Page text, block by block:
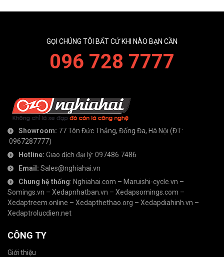
GỌI CHÚNG TÔI BẤT CỨ KHI NÀO BẠN CẦN
096 728 7777
Showroom: 77 Tôn Đức Thắng, Đống Đa, Hà Nội (ĐT:
0967287777)
Hotline: Giao dịch đại lý: 097486 7486
Email: Sales@nghiahai.vn
Chung hệ thống: Nghiahai.com – Maruishi-cycle.vn –
Somings.vn – Xedapnhatban.vn – Xedapsomings.com –
Xedaptreem.online – Xedapthethao.org – Xedapdiahinh.vn –
Xedaptrolucdien.net
CÔNG TY
Giới thiệu